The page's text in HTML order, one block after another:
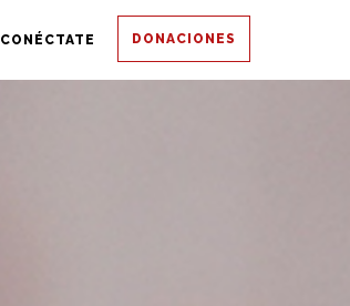
CONÉCTATE DONACIONES